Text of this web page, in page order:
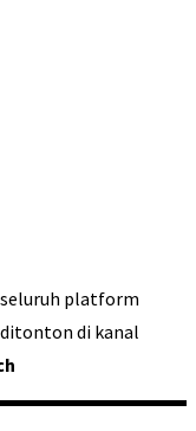
seluruh platform
di kanal